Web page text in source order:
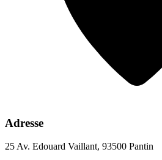
Adresse
25 Av. Edouard Vaillant, 93500 Pantin